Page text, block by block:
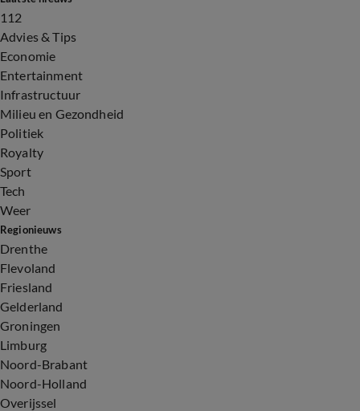
112
Advies & Tips
Economie
Entertainment
Infrastructuur
Milieu en Gezondheid
Politiek
Royalty
Sport
Tech
Weer
Regionieuws
Drenthe
Flevoland
Friesland
Gelderland
Groningen
Limburg
Noord-Brabant
Noord-Holland
Overijssel